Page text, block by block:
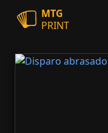
MTG
PRINT